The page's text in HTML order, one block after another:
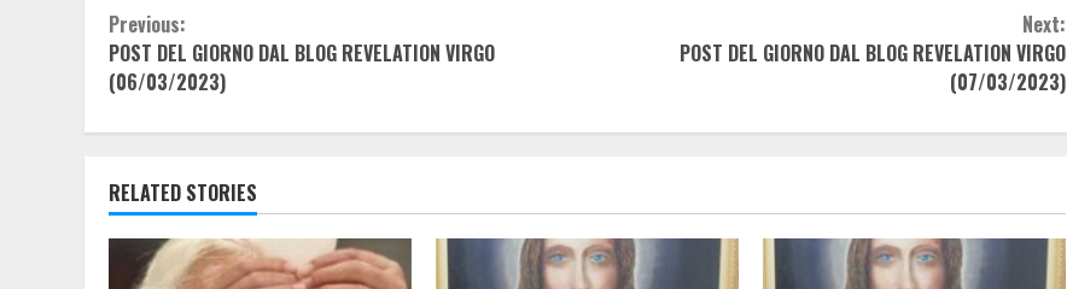
Continue
Reading
Previous:
POST DEL GIORNO DAL BLOG REVELATION VIRGO
(06/03/2023)
Next:
POST DEL GIORNO DAL BLOG REVELATION VIRGO
(07/03/2023)
RELATED STORIES